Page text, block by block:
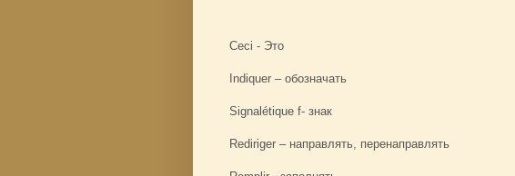
Ceci - Это
Indiquer – обозначать
Signalétique f- знак
Rediriger – направлять, перенаправлять